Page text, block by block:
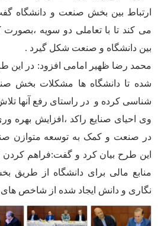
ارتباط بین بخش صنعت و دانشگاه
می کند تا با تعاملی دو سویه ،بصورت
بین دانشگاه و صنعت شکل گیرد .
محمد رضا ظهیر امامی افزود: در این
شده تا دانشگاه ها مشکلات بخش
شناسی کرده و در راستای رفع آنها
وی احیای صنایع راکد ،افزایش بهره
در صنعت و کمک به توسعه متوازن
این طرح بیان کرد و گفت:فراهم کردن
منابع مالی برای دانشگاه از طریق
نگاری و دانش ایجاد شده از شاخص